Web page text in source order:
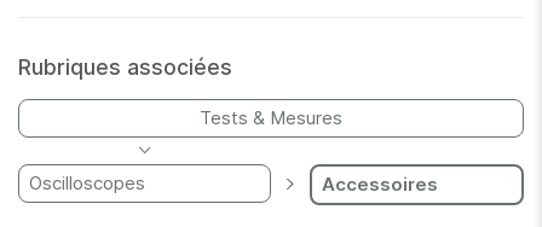
Rubriques associées
Tests & Mesures
Oscilloscopes Accessoires